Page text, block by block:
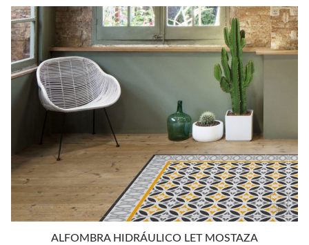
ALFOMBRA HIDRÁULICO LET MOSTAZA